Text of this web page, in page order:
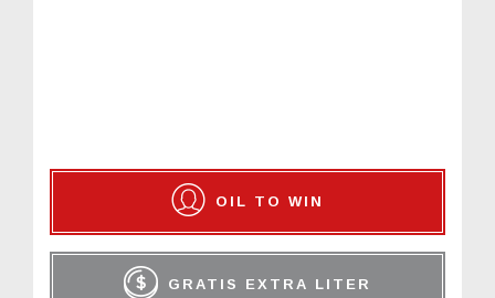
OIL TO WIN
GRATIS EXTRA LITER